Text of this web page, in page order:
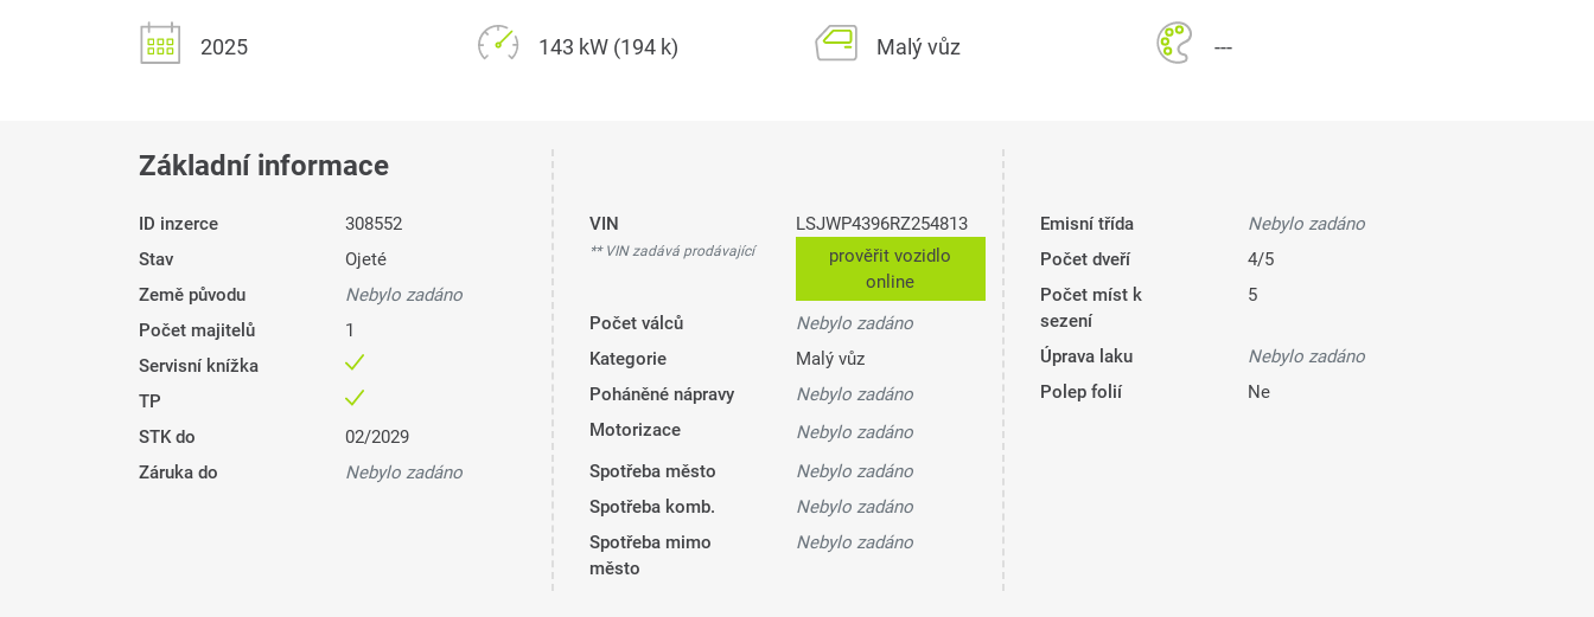
2025 143 kW (194 k) Malý vůz ---
Základní informace
ID inzerce
308552
Stav
Ojeté
Země původu
Nebylo zadáno
Počet majitelů
1
Servisní knížka
TP
STK do
02/2029
Záruka do
Nebylo zadáno
VIN
** VIN zadává prodávající
LSJWP4396RZ254813
prověřit vozidlo
online
Počet válců
Nebylo zadáno
Kategorie
Malý vůz
Poháněné nápravy
Nebylo zadáno
Motorizace
Nebylo zadáno
Spotřeba město
Nebylo zadáno
Spotřeba komb.
Nebylo zadáno
Spotřeba mimo
město
Nebylo zadáno
Emisní třída
Nebylo zadáno
Počet dveří
4/5
Počet míst k
sezení
5
Úprava laku
Nebylo zadáno
Polep folií
Ne